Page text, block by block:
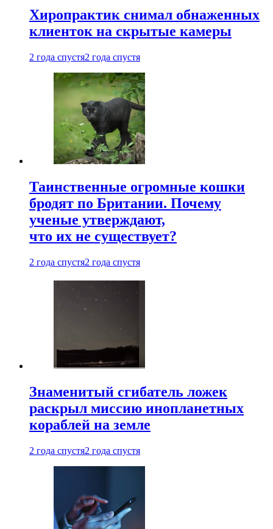
Хиропрактик снимал обнаженных
клиенток на скрытые камеры
2 года спустя2 года спустя
Таинственные огромные кошки
бродят по Британии. Почему
ученые утверждают,
что их не существует?
2 года спустя2 года спустя
Знаменитый сгибатель ложек
раскрыл миссию инопланетных
кораблей на земле
2 года спустя2 года спустя